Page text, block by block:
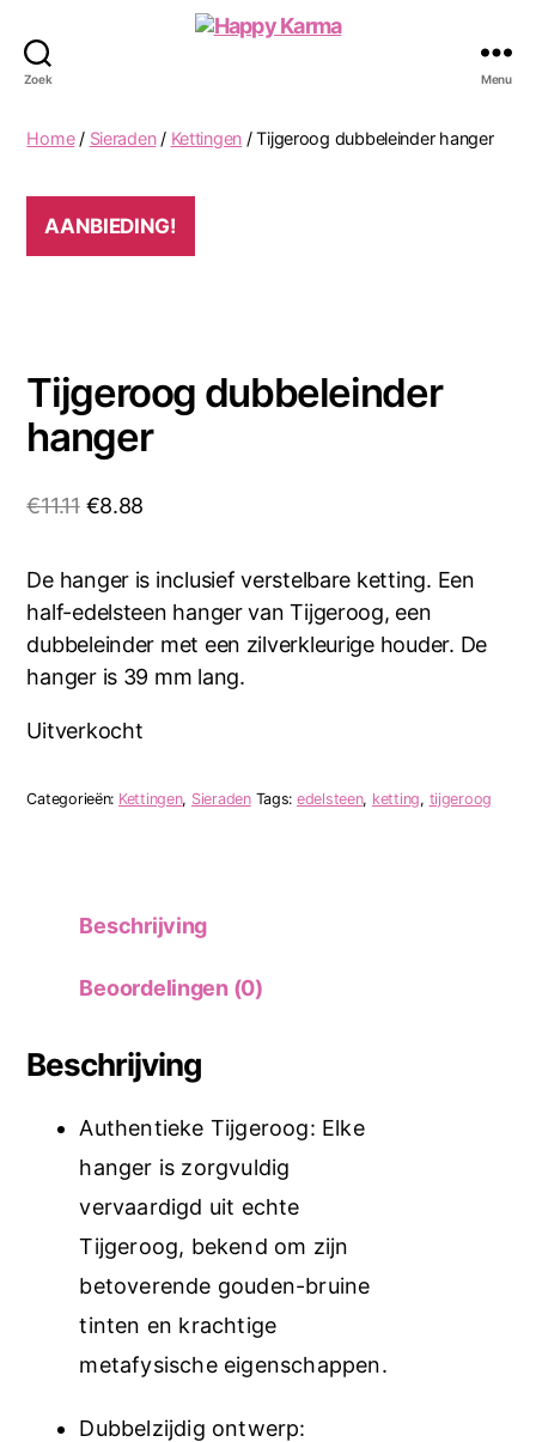
Zoek Menu
Home/ Sieraden/ Kettingen / Tijgeroog dubbeleinder hanger
AANBIEDING!
Tijgeroog dubbeleinder
hanger
€11.11 Oorspronkelijke
€11.11.
€8.88
is:
€8.88.
De hanger is inclusief verstelbare ketting. Een
half-edelsteen hanger van Tijgeroog, een
dubbeleinder met een zilverkleurige houder. De
hanger is 39 mm lang.
Uitverkocht
Categorieën: Kettingen, Sieraden Tags: edelsteen, ketting, tijgeroog
Beschrijving
Beoordelingen (0)
Beschrijving
Authentieke Tijgeroog: Elke
hanger is zorgvuldig
vervaardigd uit echte
Tijgeroog, bekend om zijn
betoverende gouden-bruine
tinten en krachtige
metafysische eigenschappen.
Dubbelzijdig ontwerp: